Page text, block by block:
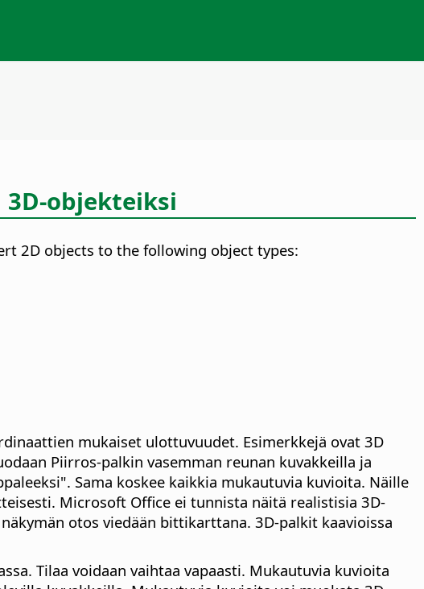
objekteiksi
2D objects to the following object types:
mukaiset ulottuvuudet. Esimerkkejä ovat 3D
Piirros-palkin vasemman reunan kuvakkeilla ja
Sama koskee kaikkia mukautuvia kuvioita. Näille
Microsoft Office ei tunnista näitä realistisia 3D-
otos viedään bittikarttana. 3D-palkit kaavioissa
Tilaa voidaan vaihtaa vapaasti. Mukautuvia kuvioita